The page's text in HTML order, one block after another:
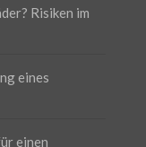
Risiken im
eines
einen